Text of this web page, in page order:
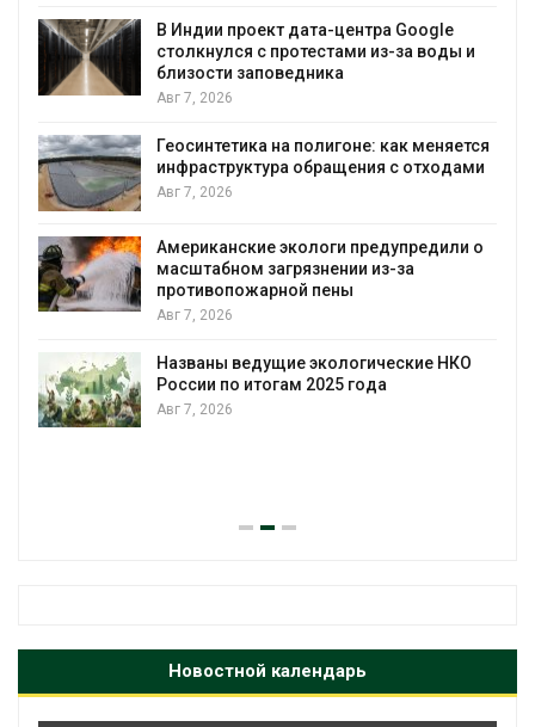
В Индии проект дата-центра Google
столкнулся с протестами из-за воды и
близости заповедника
Авг 7, 2026
Геосинтетика на полигоне: как меняется
инфраструктура обращения с отходами
Авг 7, 2026
Американские экологи предупредили о
масштабном загрязнении из-за
противопожарной пены
Авг 7, 2026
Названы ведущие экологические НКО
России по итогам 2025 года
Авг 7, 2026
Новостной календарь